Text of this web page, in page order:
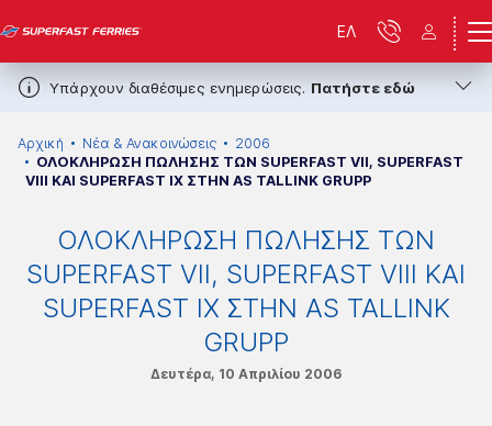
Υπάρχουν διαθέσιμες ενημερώσεις. Πατήστε εδώ
ΕΛ
Αρχική Νέα & Ανακοινώσεις
2006
ΟΛΟΚΛΗΡΩΣΗ ΠΩΛΗΣΗΣ ΤΩΝ SUPERFAST VII, SUPERFAST
VIII ΚΑΙ SUPERFAST IX ΣΤΗΝ AS TALLINK GRUPP
ΟΛΟΚΛΗΡΩΣΗ ΠΩΛΗΣΗΣ ΤΩΝ
SUPERFAST VII, SUPERFAST VIII ΚΑΙ
SUPERFAST IX ΣΤΗΝ AS TALLINK
GRUPP
Δευτέρα, 10 Απριλίου 2006